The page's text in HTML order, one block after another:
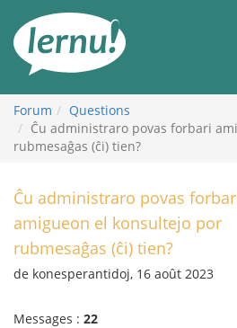
contenu
Forum
Questions
Ĉu administraro povas forbari
rubmesaĝas (ĉi) tien?
Ĉu administraro povas
amigueon el konsultejo por
rubmesaĝas (ĉi) tien?
de konesperantidoj, 16 août 2023
Messages : 22